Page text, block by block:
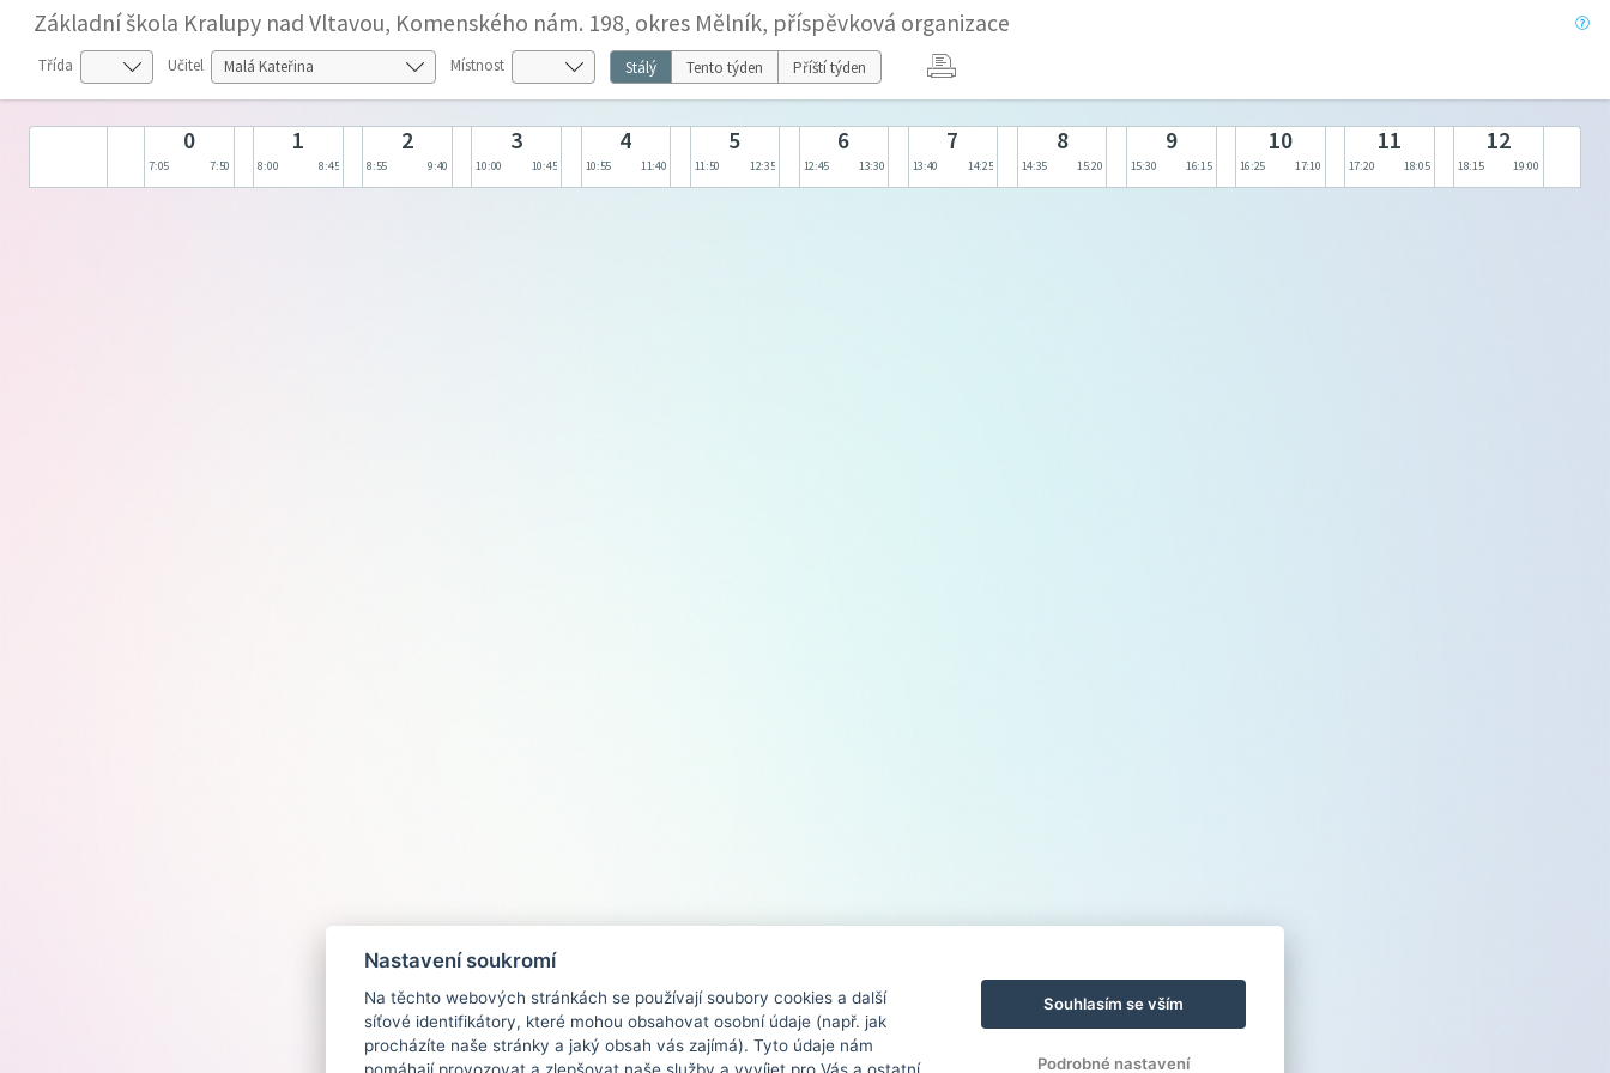
Základní škola Kralupy nad Vltavou, Komenského nám. 198, okres Mělník, příspěvková organizace
Třída Učitel Místnost Stálý Tento týden Příští týden
0
7:05 7:50
1
8:00 8:45
2
8:55 9:40
3
10:00 10:45
4
10:55 11:40
5
11:50 12:35
6
12:45 13:30
7
13:40 14:25
8
14:35 15:20
9
15:30 16:15
10
16:25 17:10
11
17:20 18:05
12
18:15 19:00
Nastavení soukromí
Na těchto webových stránkách se používají soubory cookies a další
síťové identifikátory, které mohou obsahovat osobní údaje (např. jak
procházíte naše stránky a jaký obsah vás zajímá). Tyto údaje nám
Souhlasím se vším
Podrobné nastavení